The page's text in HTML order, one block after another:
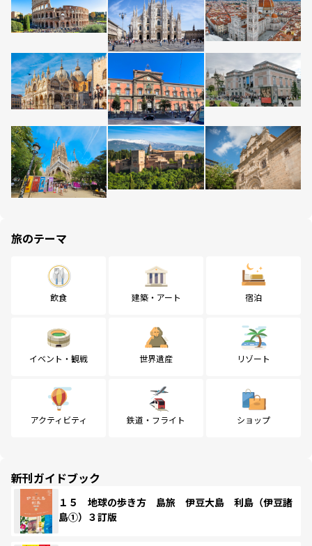
旅のテーマ
飲食 建築・アート 宿泊
イベント・観戦 世界遺産 リゾート
アクティビティ 鉄道・フライト ショップ
新刊ガイドブック
１５ 地球の歩き方 島旅 伊豆大島 利島（伊豆諸
島①）３訂版